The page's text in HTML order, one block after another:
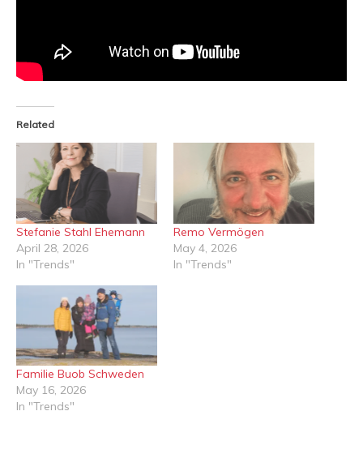
Related
Stefanie Stahl Ehemann
April 28, 2026
In "Trends"
Remo Vermögen
May 4, 2026
In "Trends"
Familie Buob Schweden
May 16, 2026
In "Trends"